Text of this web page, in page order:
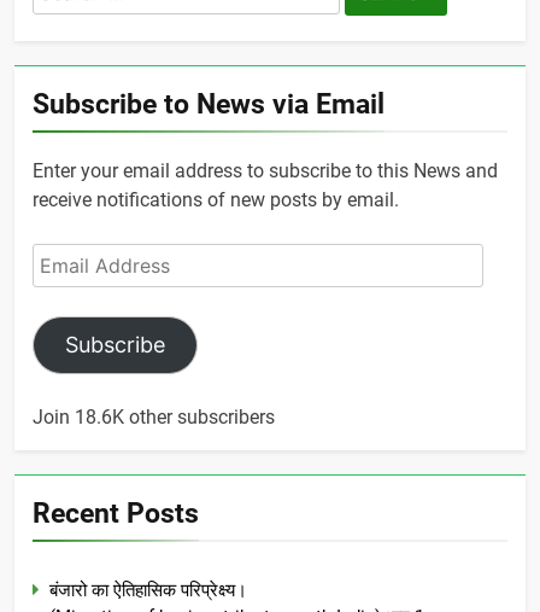
for:
Subscribe to News via Email
Enter your email address to subscribe to this News and
receive notifications of new posts by email.
Email
Address
Subscribe
Join 18.6K other subscribers
Recent Posts
बंजारो का ऐतिहासिक परिप्रेक्ष्य।